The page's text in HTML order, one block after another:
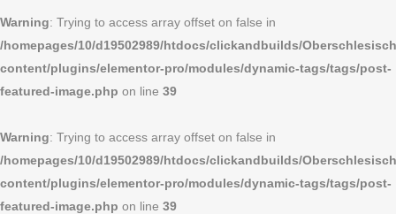
Warning: Trying to access array offset on false in
/homepages/10/d19502989/htdocs/clickandbuilds/
content/plugins/elementor-pro/modules/dynamic-tags/tags/post-
featured-image.php on line 39
Warning: Trying to access array offset on false in
/homepages/10/d19502989/htdocs/clickandbuilds/
content/plugins/elementor-pro/modules/dynamic-tags/tags/post-
featured-image.php on line 39